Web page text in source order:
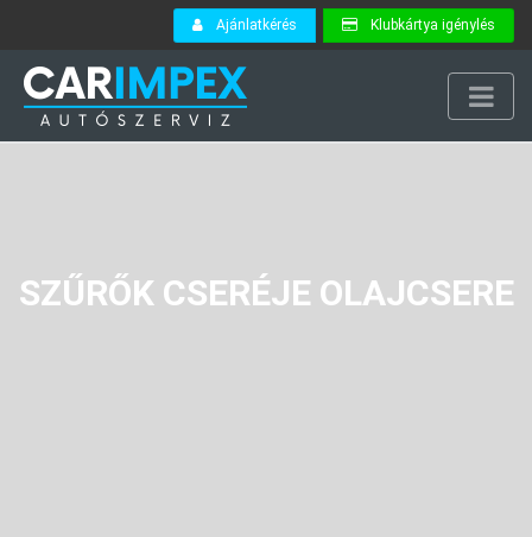
Ajánlatkérés Klubkártya igénylés
SZŰRŐK CSERÉJE OLAJCSERE